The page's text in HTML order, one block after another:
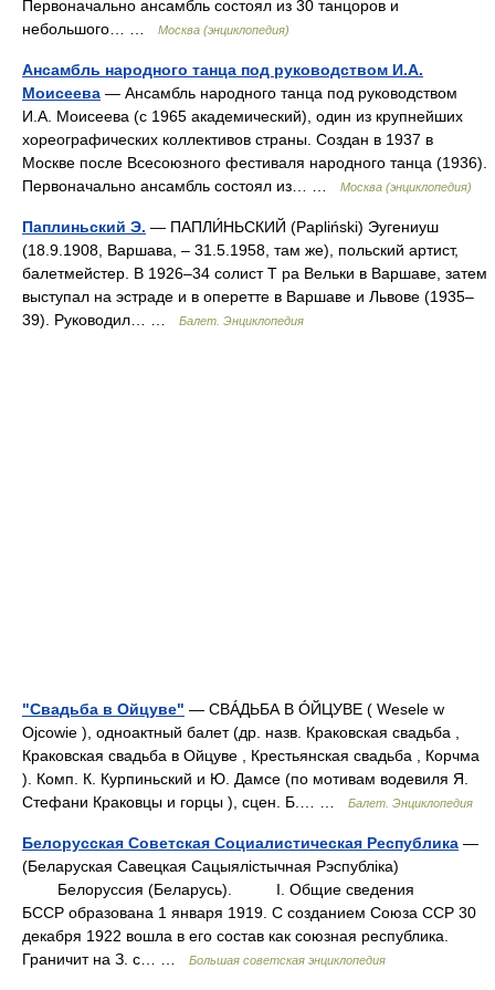
Первоначально ансамбль состоял из 30 танцоров и
небольшого… …
Москва (энциклопедия)
Ансамбль народного танца под руководством И.А.
Моисеева — Ансамбль народного танца под руководством
И.А. Моисеева (с 1965 академический), один из крупнейших
хореографических коллективов страны. Создан в 1937 в
Москве после Всесоюзного фестиваля народного танца (1936).
Первоначально ансамбль состоял из… …
Москва (энциклопедия)
Паплиньский Э. — ПАПЛИ́НЬСКИЙ (Papliński) Эугениуш
(18.9.1908, Варшава, – 31.5.1958, там же), польский артист,
балетмейстер. В 1926–34 солист Т ра Вельки в Варшаве, затем
выступал на эстраде и в оперетте в Варшаве и Львове (1935–
39). Руководил… …
Балет. Энциклопедия
"Свадьба в Ойцуве" — СВÁДЬБА В ÓЙЦУВЕ ( Wesele w
Ojcowie ), одноактный балет (др. назв. Краковская свадьба ,
Краковская свадьба в Ойцуве , Крестьянская свадьба , Корчма
). Комп. К. Курпиньский и Ю. Дамсе (по мотивам водевиля Я.
Стефани Краковцы и горцы ), сцен. Б.… …
Балет. Энциклопедия
Белорусская Советская Социалистическая Республика —
(Беларуская Савецкая Сацыялicтычная Рэспублiкa)
Белоруссия (Беларусь). I. Общие сведения
БССР образована 1 января 1919. С созданием Союза ССР 30
декабря 1922 вошла в его состав как союзная республика.
Граничит на З. с… …
Большая советская энциклопедия